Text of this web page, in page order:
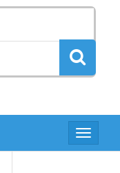
Toggle